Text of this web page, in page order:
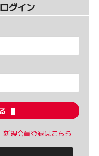
グイン
新規会員登録はこちら